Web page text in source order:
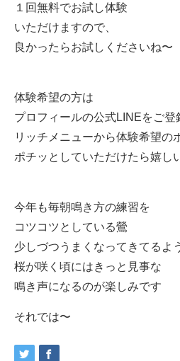
１回無料でお試し体験
いただけますので、
良かったらお試しくださいね〜
体験希望の方は
プロフィールの公式LINEをご登
リッチメニューから体験希望の
ポチッとしていただけたら嬉し
今年も毎朝鳴き方の練習を
コツコツとしている鶯
少しづつうまくなってきてるよ
桜が咲く頃にはきっと見事な
鳴き声になるのが楽しみです
それでは〜